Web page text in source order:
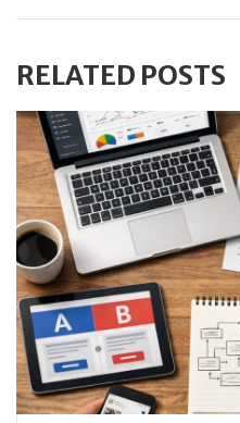
RELATED POSTS